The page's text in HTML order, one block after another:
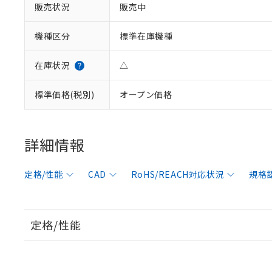
販売状況 販売中
機種区分 標準在庫機種
在庫状況 △
標準価格(税別) オープン価格
詳細情報
定格/性能 CAD RoHS/REACH対応状況 規格
定格/性能